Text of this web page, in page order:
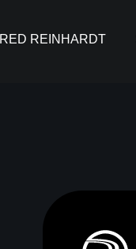
RED REINHARDT